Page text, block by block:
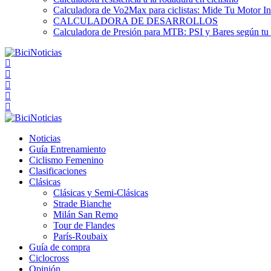
Calculadora de Vo2Max para ciclistas: Mide Tu Motor
CALCULADORA DE DESARROLLOS
Calculadora de Presión para MTB: PSI y Bares según tu
Noticias
Guía Entrenamiento
Ciclismo Femenino
Clasificaciones
Clásicas
Clásicas y Semi-Clásicas
Strade Bianche
Milán San Remo
Tour de Flandes
París-Roubaix
Guía de compra
Ciclocross
Opinión